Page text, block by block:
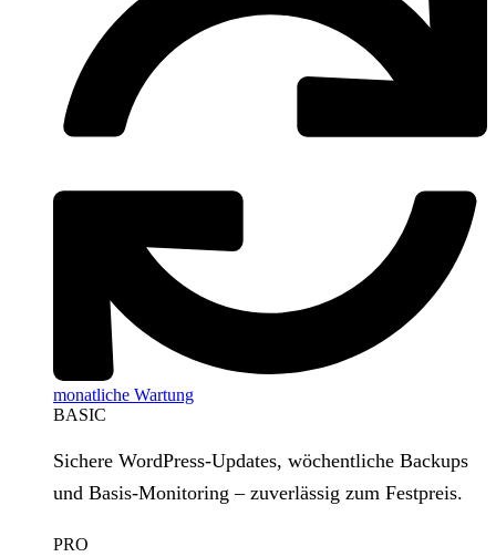
monatliche Wartung
BASIC
Sichere WordPress‑Updates, wöchentliche Backups
und Basis‑Monitoring – zuverlässig zum Festpreis.
PRO